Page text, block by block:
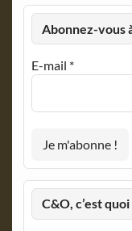
Abonnez-vous
E-mail *
C&O, c’est quoi